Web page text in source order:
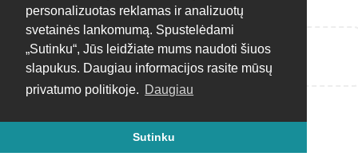
personalizuotas reklamas ir analizuotų
svetainės lankomumą. Spustelėdami
„Sutinku“, Jūs leidžiate mums naudoti šiuos
slapukus. Daugiau informacijos rasite mūsų
privatumo politikoje. Daugiau
Sutinku
Rašyti atsakymą...